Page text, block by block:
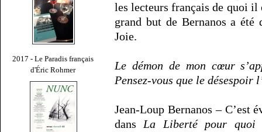
2017 - Le Paradis français
d'Éric Rohmer
les lecteurs français de quoi il
grand but de Bernanos a
Joie.
Le démon de mon cœur
Pensez-vous que le désespoir
Jean-Loup Bernanos – C’est
dans La Liberté pour quoi